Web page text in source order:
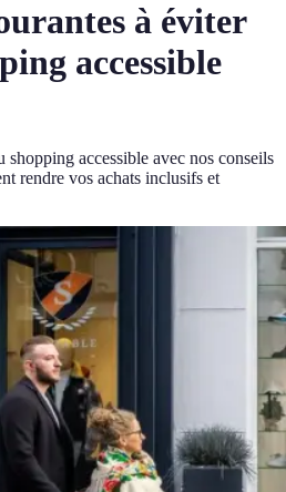
à éviter
accessible
shopping accessible avec nos conseils
rendre vos achats inclusifs et